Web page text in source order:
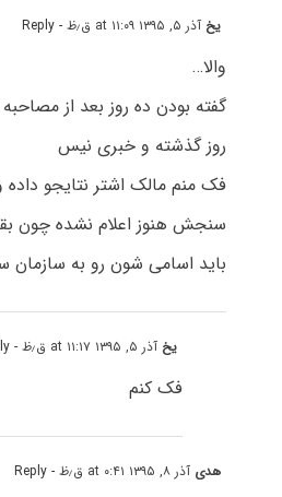
یخ آذر ۵, ۱۳۹۵ at ۱۱:۰۹ ق٫ظ - Reply
والا…
گفته بودن ده روز بعد از
روز گذشته و خبری نیس
فک منم مالک اشتر نتایجو
سنجش هنوز اعلام نشده چون
باید اسامی شون رو به
یخ آذر ۵, ۱۳۹۵ at ۱۱:۱۷ ق٫ظ - Reply
فک کنم
هدی آذر ۸, ۱۳۹۵ at ۰:۴۱ ق٫ظ - Reply